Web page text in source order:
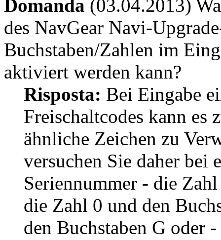
Domanda (03.04.2013)
des NavGear Navi-
Buchstaben/Zahlen im
aktiviert werden kann?
Risposta: Bei Eingabe
Freischaltcodes kann es
ähnliche Zeichen zu
versuchen Sie daher bei
Seriennummer - die
die Zahl 0 und den
den Buchstaben G oder